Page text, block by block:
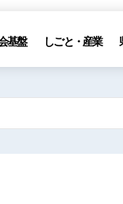
基盤 しごと・産業